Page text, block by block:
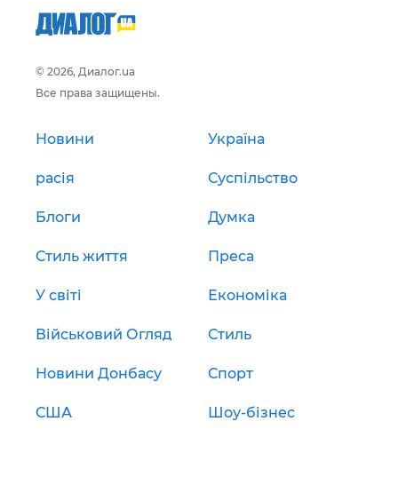
© 2026, Диалог.ua
Все права защищены.
Новини Україна
расія Суспільство
Блоги Думка
Стиль життя Преса
У світі Економіка
Військовий Огляд Стиль
Новини Донбасу Спорт
США Шоу-бізнес